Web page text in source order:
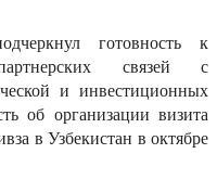
готовность к
связей с
и инвестиционных
об организации визита
в Узбекистан в октябре